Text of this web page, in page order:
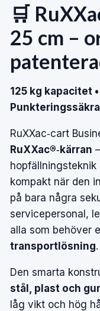
🛒
25 cm –
125 kg kapacitet
RuXXac‑cart
RuXXac®‑kärran
kompakt när den
på bara några
servicepersonal,
alla som behöver
transportlösning.
Den smarta
stål, plast och
låg vikt och hög